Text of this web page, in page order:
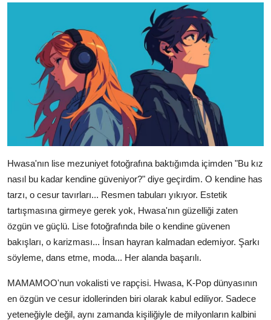
Hwasa'nın lise mezuniyet fotoğrafına baktığımda içimden "Bu kız
nasıl bu kadar kendine güveniyor?" diye geçirdim. O kendine has
tarzı, o cesur tavırları... Resmen tabuları yıkıyor. Estetik
tartışmasına girmeye gerek yok, Hwasa'nın güzelliği zaten
özgün ve güçlü. Lise fotoğrafında bile o kendine güvenen
bakışları, o karizması... İnsan hayran kalmadan edemiyor. Şarkı
söyleme, dans etme, moda... Her alanda başarılı.
MAMAMOO'nun vokalisti ve rapçisi. Hwasa, K-Pop dünyasının
en özgün ve cesur idollerinden biri olarak kabul ediliyor. Sadece
yeteneğiyle değil, aynı zamanda kişiliğiyle de milyonların kalbini